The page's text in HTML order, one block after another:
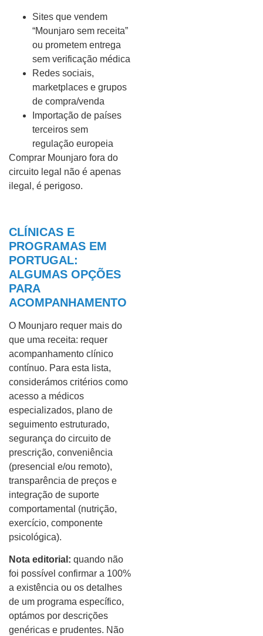
Sites que vendem
“Mounjaro sem receita”
ou prometem entrega
sem verificação médica
Redes sociais,
marketplaces e grupos
de compra/venda
Importação de países
terceiros sem
regulação europeia
Comprar Mounjaro fora do
circuito legal não é apenas
ilegal, é perigoso.
CLÍNICAS E
PROGRAMAS EM
PORTUGAL:
ALGUMAS OPÇÕES
PARA
ACOMPANHAMENTO
O Mounjaro requer mais do
que uma receita: requer
acompanhamento clínico
contínuo. Para esta lista,
considerámos critérios como
acesso a médicos
especializados, plano de
seguimento estruturado,
segurança do circuito de
prescrição, conveniência
(presencial e/ou remoto),
transparência de preços e
integração de suporte
comportamental (nutrição,
exercício, componente
psicológica).
Nota editorial: quando não
foi possível confirmar a 100%
a existência ou os detalhes
de um programa específico,
optámos por descrições
genéricas e prudentes. Não